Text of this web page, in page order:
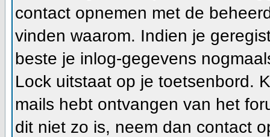
contact opnemen met de
vinden waarom. Indien je
beste je inlog-gegevens
Lock uitstaat op je toetsenbord.
mails hebt ontvangen van het
dit niet zo is, neem dan contact